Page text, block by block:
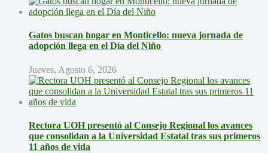
Gatos buscan hogar en Monticello: nueva jornada de
adopción llega en el Día del Niño
Jueves, Agosto 6, 2026
Rectora UOH presentó al Consejo Regional los avances
que consolidan a la Universidad Estatal tras sus primeros
11 años de vida